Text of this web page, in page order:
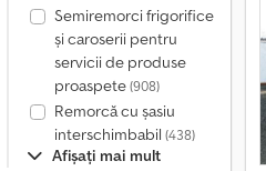
Semiremorci frigorifice
și caroserii pentru
servicii de produse
proaspete(908)
Remorcă cu șasiu
interschimbabil (438)
Afișați mai mult